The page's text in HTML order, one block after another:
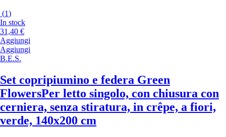
(1)
In stock
31,40 €
Aggiungi
Aggiungi
B.E.S.
Set copripiumino e federa Green
FlowersPer letto singolo, con chiusura con
cerniera, senza stiratura, in crêpe, a fiori,
verde, 140x200 cm